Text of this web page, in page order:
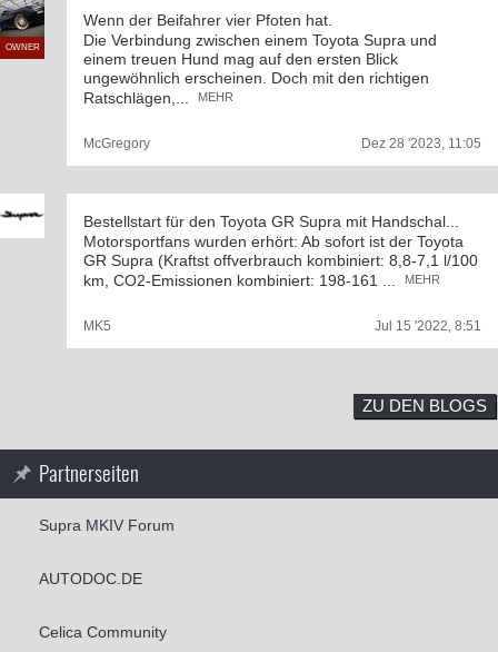
OWNER
Wenn der Beifahrer vier Pfoten hat.
Die Verbindung zwischen einem Toyota Supra und
einem treuen Hund mag auf den ersten Blick
ungewöhnlich erscheinen. Doch mit den richtigen
Ratschlägen,...
MEHR
McGregory Dez 28 '2023, 11:05
Bestellstart für den Toyota GR Supra mit Handschal...
Motorsportfans wurden erhört: Ab sofort ist der Toyota
GR Supra (Kraftst offverbrauch kombiniert: 8,8-7,1 l/100
km, CO2-Emissionen kombiniert: 198-161 ...
MEHR
MK5 Jul 15 '2022, 8:51
ZU DEN BLOGS
Partnerseiten
Supra MKIV Forum
AUTODOC.DE
Celica Community